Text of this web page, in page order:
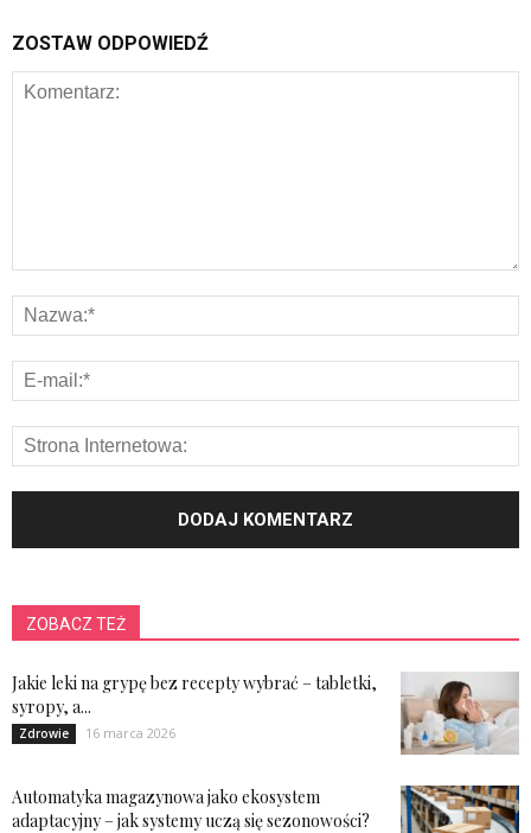
ZOSTAW ODPOWIEDŹ
ZOBACZ TEŻ
Jakie leki na grypę bez recepty wybrać – tabletki,
syropy, a...
Zdrowie 16 marca 2026
Automatyka magazynowa jako ekosystem
adaptacyjny – jak systemy uczą się sezonowości?